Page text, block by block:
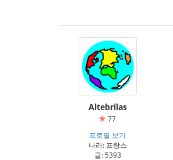
Altebrilas
77
프로필 보기
나라: 프랑스
글: 5393